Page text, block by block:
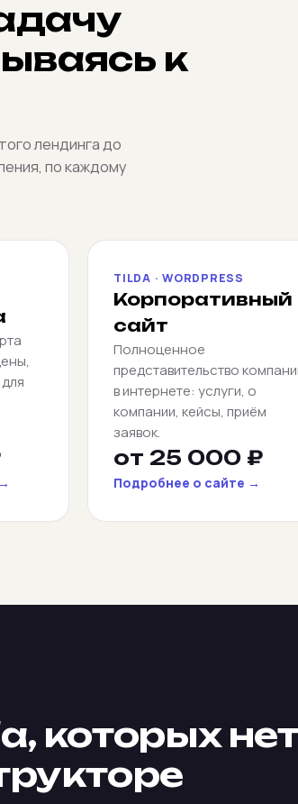
к
лендинга до
по каждому
TILDA · WORDPRESS
Корпоративный
сайт
Полноценное
представительство
в интернете: услуги, о
компании, кейсы, приём
заявок.
от 25 000 ₽
Подробнее о сайте →
которых